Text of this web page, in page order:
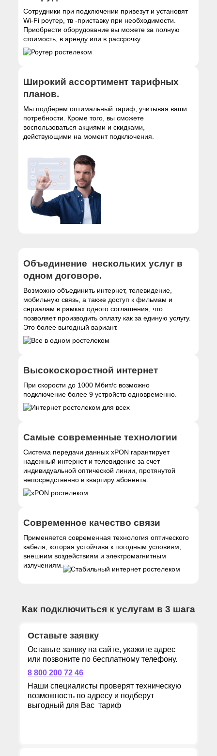
Сотрудники при подключении привезут и установят
Wi-Fi роутер, тв -приставку при необходимости.
Приобрести оборудование вы можете за полную
стоимость, в аренду или в рассрочку.
Широкий ассортимент тарифных
планов.
Мы подберем оптимальный тариф, учитывая ваши
потребности. Кроме того, вы сможете
воспользоваться акциями и скидками,
действующими на момент подключения.
Объединение нескольких услуг в
одном договоре.
Возможно объединить интернет, телевидение,
мобильную связь, а также доступ к фильмам и
сериалам в рамках одного соглашения, что
позволяет производить оплату как за единую услугу.
Это более выгодный вариант.
Высокоскоростной интернет
При скорости до 1000 Мбит/с возможно
подключение более 9 устройств одновременно.
Самые современные технологии
Система передачи данных xPON гарантирует
надежный интернет и телевидение за счет
индивидуальной оптической линии, протянутой
непосредственно в квартиру абонента.
Современное качество связи
Применяется современная технология оптического
кабеля, которая устойчива к погодным условиям,
внешним воздействиям и электромагнитным
излучениям.
Как подключиться к услугам в 3 шага
Оставьте заявку
Оставьте заявку на сайте, укажите адрес
или позвоните по бесплатному телефону.
8 800 200 72 46
Наши специалисты проверят техническую
возможность по адресу и подберут
выгодный для Вас тариф